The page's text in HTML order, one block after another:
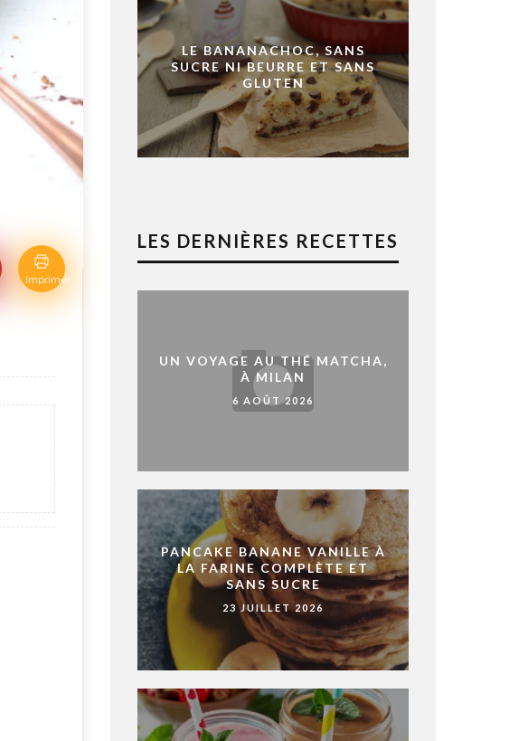
Imprimer
LE BANANACHOC, SANS
SUCRE NI BEURRE ET SANS
GLUTEN
LES DERNIÈRES RECETTES
UN VOYAGE AU THÉ MATCHA,
À MILAN
6 AOÛT 2026
PANCAKE BANANE VANILLE À
LA FARINE COMPLÈTE ET
SANS SUCRE
23 JUILLET 2026